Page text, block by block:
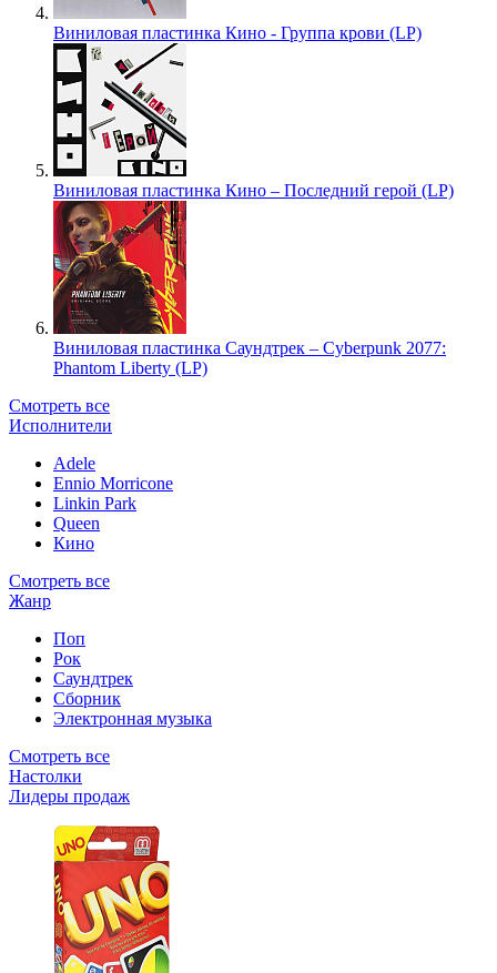
Виниловая пластинка Кино - Группа крови (LP)
Виниловая пластинка Кино – Последний герой (LP)
Виниловая пластинка Саундтрек – Cyberpunk 2077:
Phantom Liberty (LP)
Смотреть все
Исполнители
Adele
Ennio Morricone
Linkin Park
Queen
Кино
Смотреть все
Жанр
Поп
Рок
Саундтрек
Сборник
Электронная музыка
Смотреть все
Настолки
Лидеры продаж